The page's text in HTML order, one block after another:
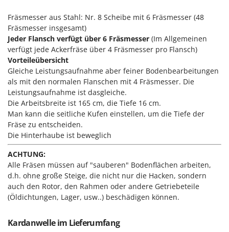
Sichelmähwerke für Traktoren
Sichelmulcher für Traktoren
Sortierer für Oliven
Sprühgeräte für Pflanzenbehandlung
Stäubegeräte für Traktor
Staubsauger - Elektrobesen
T
Teppichreiniger und Teppichbodenreiniger
Thermische und mechanische Unkrautbrenner
Tomatenpressen
Tragbare Powerstationen
Traktor-Heckenscheren mit Ausleger
U
Umkehrfräsen
I
Idromatic
Il-Tec
Imperia
Infaco
Intec
Intex
Iseki
Italyco
ITM
J JOLLY ITALIA
K
KAAZ
Karcher
Fräsmesser aus Stahl: Nr. 8 Scheibe mit 6 Fräsmesser (48
Fräsmesser insgesamt)
Jeder Flansch verfügt über 6 Fräsmesser (Im Allgemeinen
verfügt jede Ackerfräse über 4 Fräsmesser pro Flansch)
Vorteileübersicht
Gleiche Leistungsaufnahme aber feiner Bodenbearbeitungen
als mit den normalen Flanschen mit 4 Fräsmesser. Die
Leistungsaufnahme ist dasgleiche.
Die Arbeitsbreite ist 165 cm, die Tiefe 16 cm.
Man kann die seitliche Kufen einstellen, um die Tiefe der
Fräse zu entscheiden.
Die Hinterhaube ist beweglich
ACHTUNG:
Alle Fräsen müssen auf "sauberen" Bodenflächen arbeiten,
d.h. ohne große Steige, die nicht nur die Hacken, sondern
auch den Rotor, den Rahmen oder andere Getriebeteile
(Öldichtungen, Lager, usw..) beschädigen können.
Kardanwelle im Lieferumfang